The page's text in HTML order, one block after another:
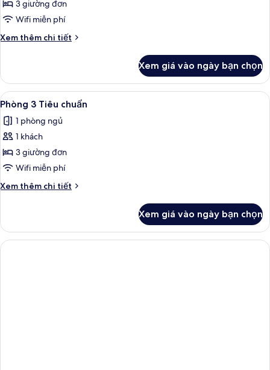
Phòng
3
Tiêu
chuẩn
3 giường đơn
Wifi miễn phí
Xem thêm chi tiết
Chi
Phòng
Tiêu
chuẩn
Xem giá vào ngày bạn chọn
Xem
tất
cả
ảnh
Phòng
3
Tiêu
chuẩn
Bộ đồ giường kháng dị ứng, két
5
Phòng 3 Tiêu chuẩn
1 phòng ngủ
1 khách
3 giường đơn
Wifi miễn phí
Xem thêm chi tiết
Chi
Phòng
Tiêu
Xem giá vào ngày bạn chọn